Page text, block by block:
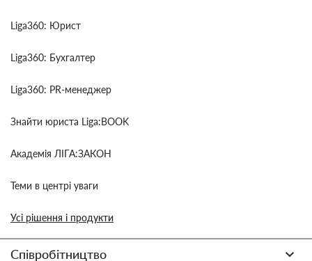
Liga360: Юрист
Liga360: Бухгалтер
Liga360: PR-менеджер
Знайти юриста Liga:BOOK
Академія ЛІГА:ЗАКОН
Теми в центрі уваги
Усі рішення і продукти
Співробітництво